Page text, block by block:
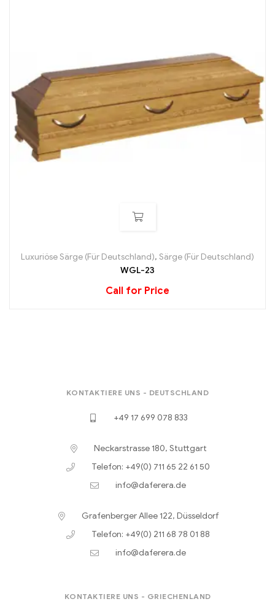
Luxuriöse Särge (Für Deutschland), Särge (Für Deutschland)
WGL-23
Call for Price
KONTAKTIERE UNS - DEUTSCHLAND
+49 17 699 078 833
Neckarstrasse 180, Stuttgart
Telefon: +49(0) 711 65 22 61 50
info@daferera.de
Grafenberger Allee 122, Düsseldorf
Telefon: +49(0) 211 68 78 01 88
info@daferera.de
KONTAKTIERE UNS - GRIECHENLAND